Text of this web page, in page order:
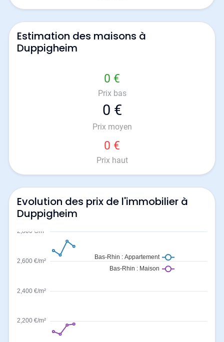
Estimation des maisons à
Duppigheim
0 €
Prix bas
0 €
Prix moyen
0 €
Prix haut
Evolution des prix de l'immobilier à
Duppigheim